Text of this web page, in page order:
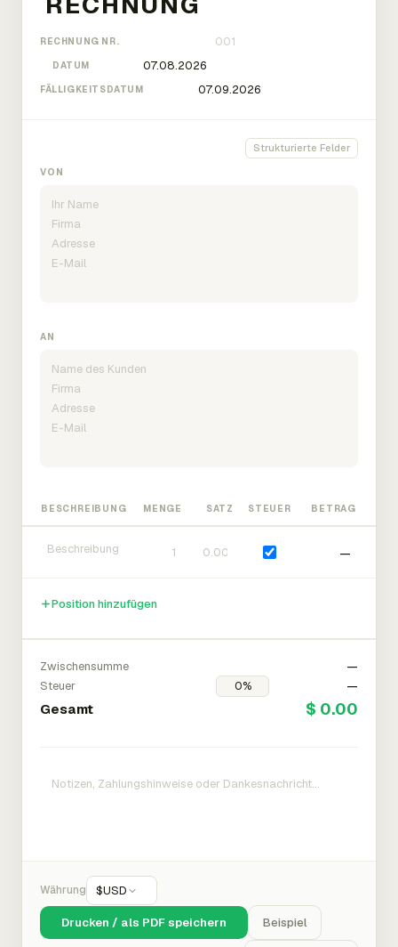
RECHNUNG NR.
DATUM
FÄLLIGKEITSDATUM
Strukturierte Felder
VON
AN
BESCHREIBUNG MENGE SATZ STEUER BETRAG
—
Position hinzufügen
Zwischensumme
—
Steuer
—
Gesamt $ 0.00
Währung $USD
Drucken / als PDF speichern Beispiel